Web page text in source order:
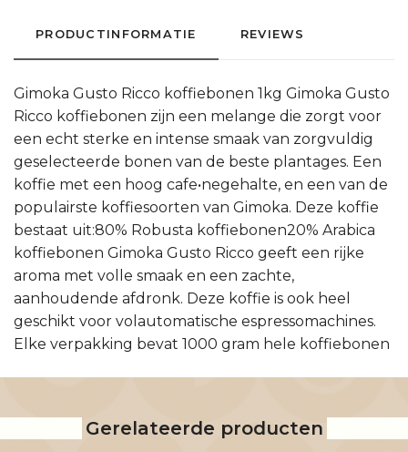
PRODUCTINFORMATIE REVIEWS
Gimoka Gusto Ricco koffiebonen 1kg Gimoka Gusto
Ricco koffiebonen zijn een melange die zorgt voor
een echt sterke en intense smaak van zorgvuldig
geselecteerde bonen van de beste plantages. Een
koffie met een hoog cafe•negehalte, en een van de
populairste koffiesoorten van Gimoka. Deze koffie
bestaat uit:80% Robusta koffiebonen20% Arabica
koffiebonen Gimoka Gusto Ricco geeft een rijke
aroma met volle smaak en een zachte,
aanhoudende afdronk. Deze koffie is ook heel
geschikt voor volautomatische espressomachines.
Elke verpakking bevat 1000 gram hele koffiebonen
Gerelateerde producten